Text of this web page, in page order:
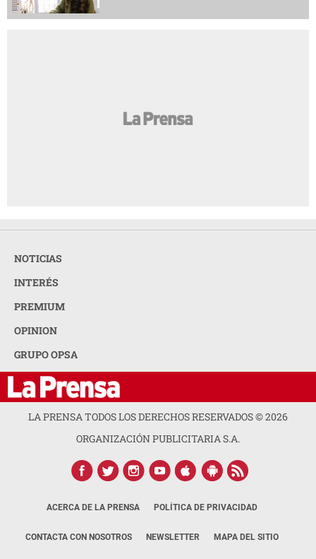
NOTICIAS
INTERÉS
PREMIUM
OPINION
GRUPO OPSA
LA PRENSA TODOS LOS DERECHOS RESERVADOS ©2026
ORGANIZACIÓN PUBLICITARIA S.A.
ACERCA DE LA PRENSA POLÍTICA DE PRIVACIDAD
CONTACTA CON NOSOTROS NEWSLETTER MAPA DEL SITIO